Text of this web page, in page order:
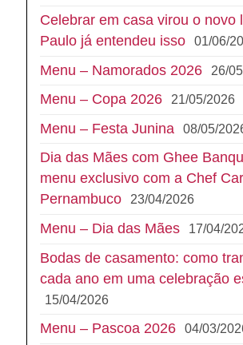
Celebrar em casa virou o novo
Paulo já entendeu isso
01/06/
Menu – Namorados 2026 26/
Menu – Copa 2026 21/05/2026
Menu – Festa Junina 08/05/
Dia das Mães com Ghee
menu exclusivo com a Chef
Pernambuco
23/04/2026
Menu – Dia das Mães 17/04/
Bodas de casamento: como
cada ano em uma celebração
15/04/2026
Menu – Pascoa 2026 04/03/